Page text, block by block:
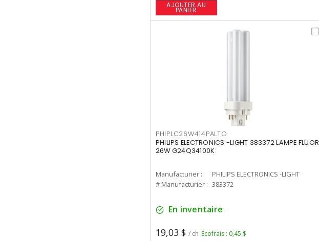
AJOUTER AU
PANIER
PHIPLC26W414PALTO
PHILIPS ELECTRONICS -LIGHT 383372 LAMPE FLUOR
26W G24Q34100K
Manufacturier :
PHILIPS ELECTRONICS -LIGHT
# Manufacturier : 383372
En inventaire
19,03 $ / ch Écofrais : 0,45 $